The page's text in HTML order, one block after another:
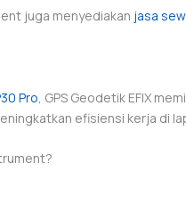
juga menyediakan jasa
Pro , GPS Geodetik EFIX
efisiensi kerja di